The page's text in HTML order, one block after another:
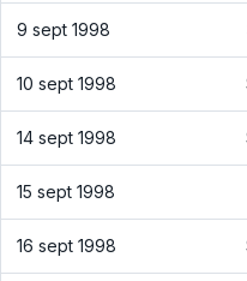
9 sept 1998
10 sept 1998
14 sept 1998
15 sept 1998
16 sept 1998